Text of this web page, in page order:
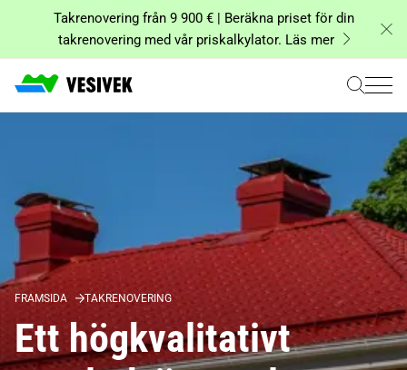
Takrenovering från 9 900 € | Beräkna priset för din
takrenovering med vår priskalkylator. Läs mer
FRAMSIDA TAKRENOVERING
Ett högkvalitativt